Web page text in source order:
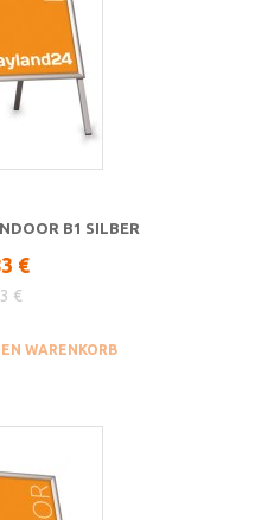
B1 SILBER
€
€